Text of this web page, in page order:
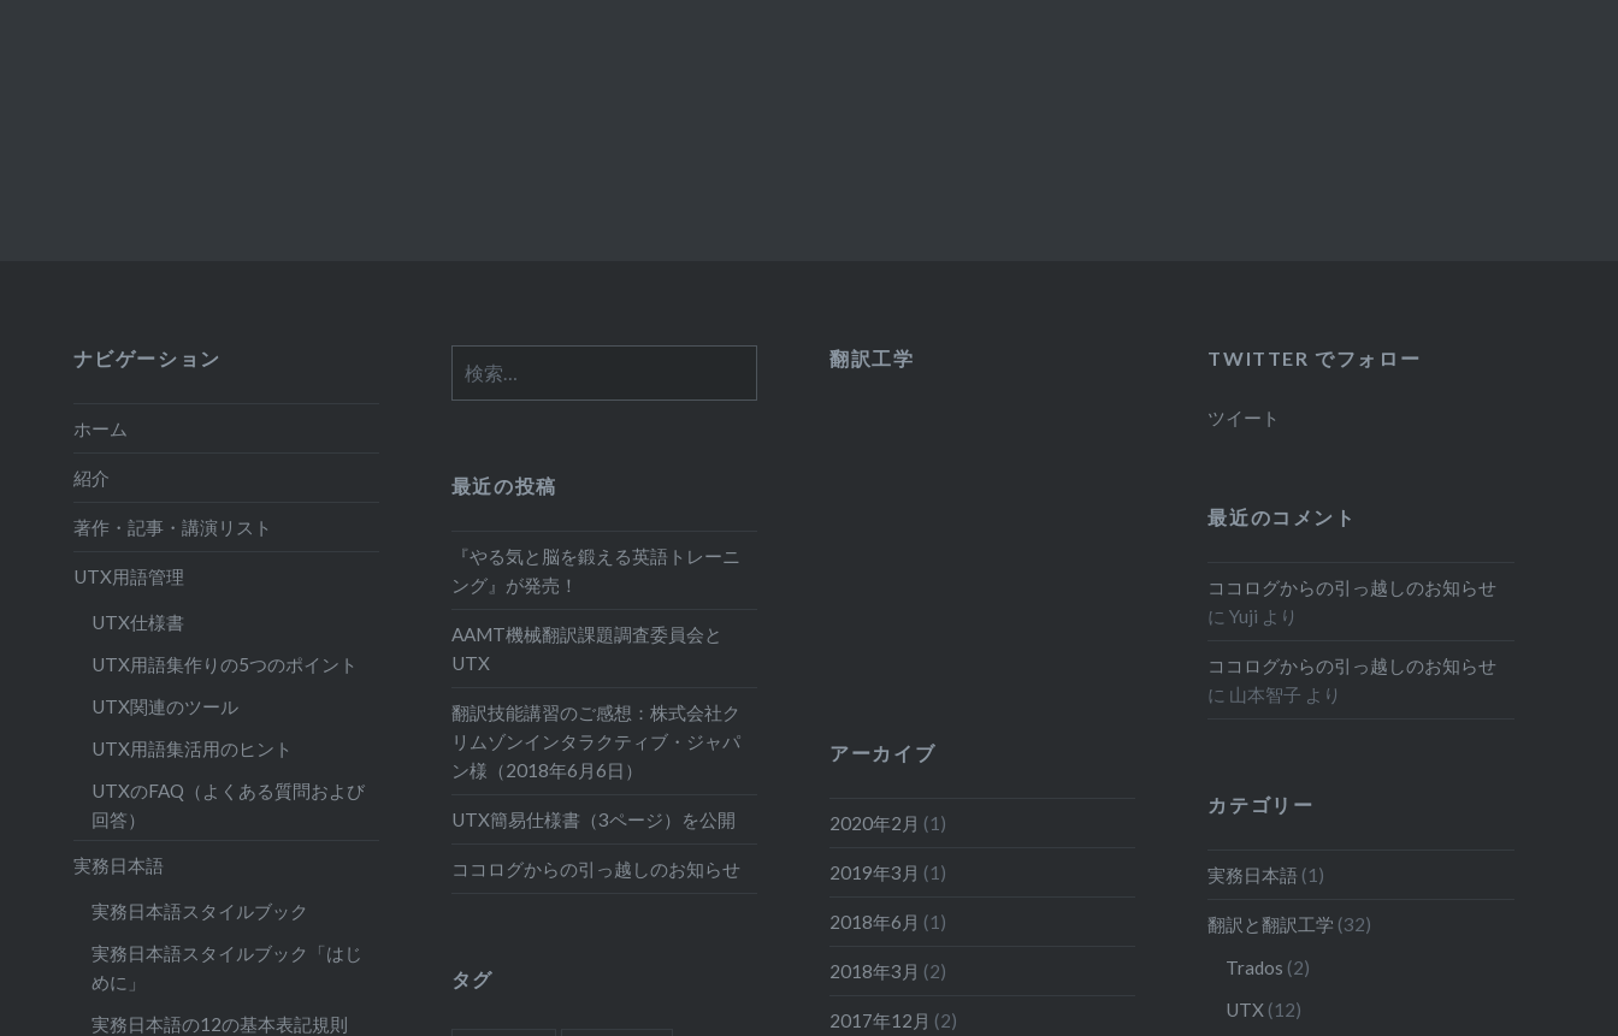
ナビゲーション
ホーム
紹介
著作・記事・講演リスト
UTX用語管理
UTX仕様書
UTX用語集作りの5つのポイント
UTX関連のツール
UTX用語集活用のヒント
UTXのFAQ（よくある質問および
回答）
実務日本語
実務日本語スタイルブック
実務日本語スタイルブック「はじ
めに」
実務日本語の12の基本表記規則
索:
翻訳工学 TWITTER でフォロー
ツイート
最近の投稿
『やる気と脳を鍛える英語トレーニ
ング』が発売！
AAMT機械翻訳課題調査委員会と
UTX
翻訳技能講習のご感想：株式会社ク
リムゾンインタラクティブ・ジャパ
ン様（2018年6月6日）
UTX簡易仕様書（3ページ）を公開
ココログからの引っ越しのお知らせ
最近のコメント
ココログからの引っ越しのお知らせ
にYuji より
ココログからの引っ越しのお知らせ
に 山本智子 より
アーカイブ
2020年2月 (1)
2019年3月 (1)
2018年6月 (1)
2018年3月 (2)
2017年12月 (2)
カテゴリー
実務日本語 (1)
翻訳と翻訳工学 (32)
Trados (2)
UTX (12)
タグ